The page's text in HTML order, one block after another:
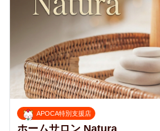
APOCA特別支援店
ホームサロン Natura